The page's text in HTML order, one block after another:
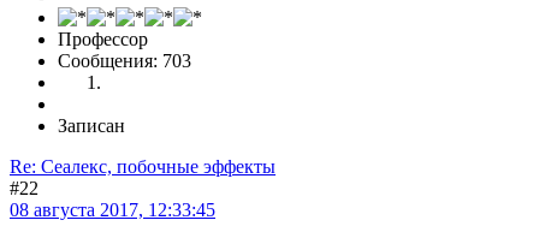
Профессор
Сообщения: 703
Записан
Re: Сеалекс, побочные эффекты
#22
08 августа 2017, 12:33:45